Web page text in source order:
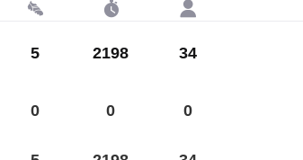
34
2198
5
0
0
0